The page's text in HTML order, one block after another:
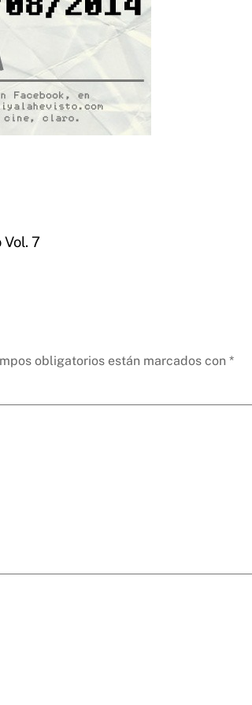
Vol. 7
obligatorios están marcados con *